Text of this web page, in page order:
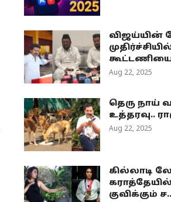
விஜய்யின்
கூட்டணியை
Aug 22, 2025
தெரு நாய்
உத்தரவு..
Aug 22, 2025
கில்லாடி
குவிக்கும்